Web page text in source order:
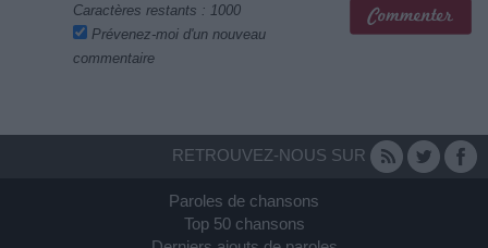
Caractères restants : 1000
Prévenez-moi d'un nouveau
commentaire
RETROUVEZ-NOUS SUR
Paroles de chansons
Top 50 chansons